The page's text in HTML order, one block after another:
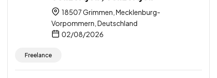
18507 Grimmen, Mecklenburg-
Vorpommern, Deutschland
02/08/2026
Freelance